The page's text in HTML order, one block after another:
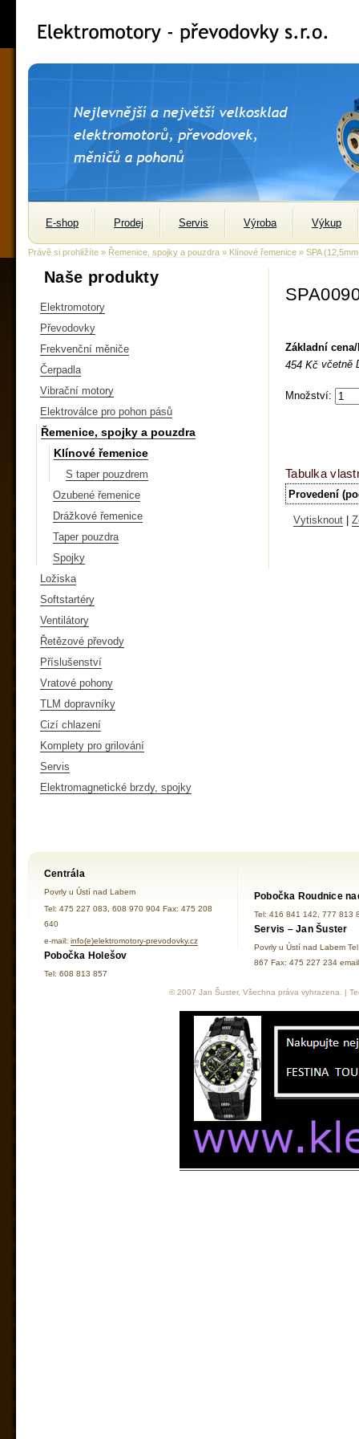
E-shop Prodej Servis Výroba Výkup
Právě si prohlížíte » Řemenice, spojky a pouzdra » Klínové řemenice » SPA
Naše produkty
Elektromotory
Převodovky
Frekvenční měniče
Čerpadla
Vibrační motory
Elektroválce pro pohon pásů
Řemenice, spojky a pouzdra
Klínové řemenice
S taper pouzdrem
Ozubené řemenice
Drážkové řemenice
Taper pouzdra
Spojky
Ložiska
Softstartéry
Ventilátory
Řetězové převody
Příslušenství
Vratové pohony
TLM dopravníky
Cizí chlazení
Komplety pro grilování
Servis
Elektromagnetické brzdy, spojky
Základní
454 Kč včetně
Množství:
Tabulka
Provedení
Vytisknout
Centrála
Povrly u Ústí nad Labem
Tel: 475 227 083, 608 970 904 Fax: 475 208
640
e-mail: info(e)elektromotory-prevodovky.cz
Pobočka Holešov
Tel: 608 813 857
Pobočka Roudnice
Tel: 416 841 142, 777 813
Servis – Jan Šuster
Povrly u Ústí nad Labem
867 Fax: 475 227 234
© 2007 Jan Šuster, Všechna práva vyhrazena. |